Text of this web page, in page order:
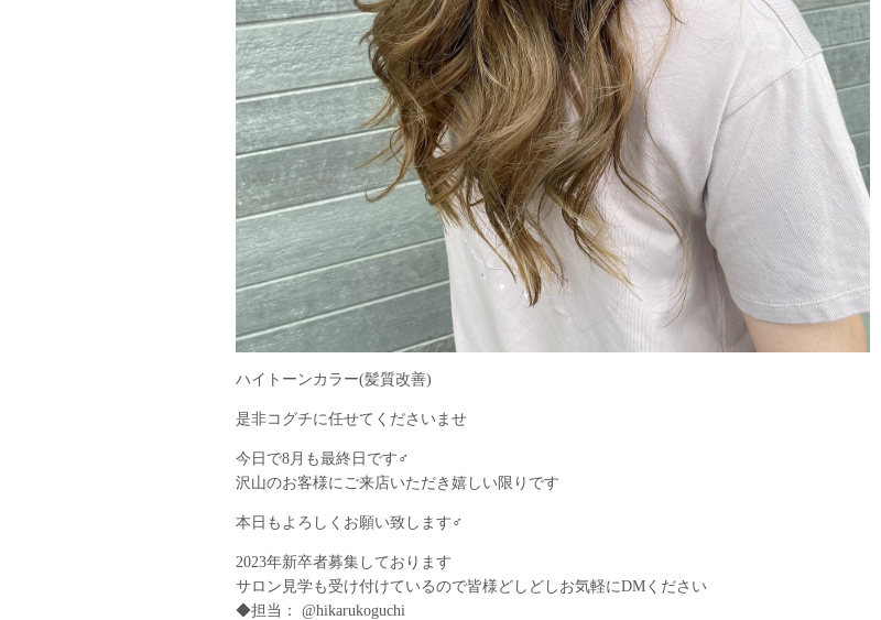
ハイトーンカラー(髪質改善)
是非コグチに任せてくださいませ
今日で8月も最終日です‍♂️
沢山のお客様にご来店いただき嬉しい限りです
本日もよろしくお願い致します‍♂️
2023年新卒者募集しております
サロン見学も受け付けているので皆様どしどしお気軽にDMください
◆担当： @hikarukoguchi